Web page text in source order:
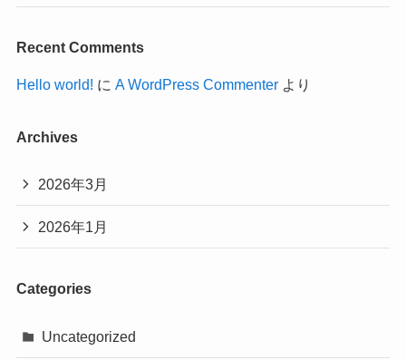
Recent Comments
Hello world! に A WordPress Commenterより
Archives
2026年3月
2026年1月
Categories
Uncategorized